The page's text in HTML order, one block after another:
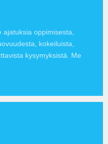
ajatuksia oppimisesta,
kokeiluista,
kysymyksistä. Me